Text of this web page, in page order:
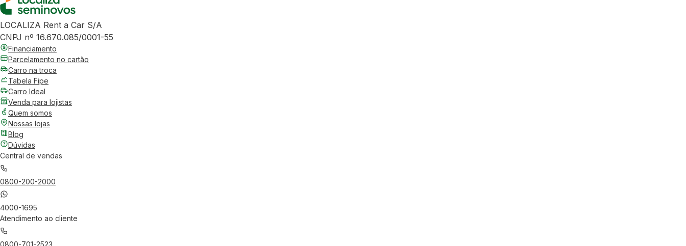
LOCALIZA Rent a Car S/A
CNPJ nº 16.670.085/0001-55
Financiamento
Parcelamento no cartão
Carro na troca
Tabela Fipe
Carro Ideal
Venda para lojistas
Quem somos
Nossas lojas
Blog
Dúvidas
Central de vendas
0800-200-2000
4000-1695
Atendimento ao cliente
0800-701-2523